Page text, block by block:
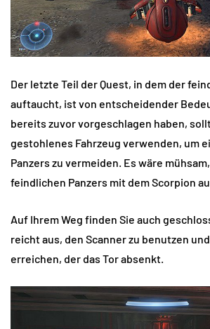
Der letzte Teil der Quest, in dem der
auftaucht, ist von entscheidender
bereits zuvor vorgeschlagen haben,
gestohlenes Fahrzeug verwenden, um
Panzers zu vermeiden. Es wäre
feindlichen Panzers mit dem Scorpion
Auf Ihrem Weg finden Sie auch
reicht aus, den Scanner zu benutzen
erreichen, der das Tor absenkt.